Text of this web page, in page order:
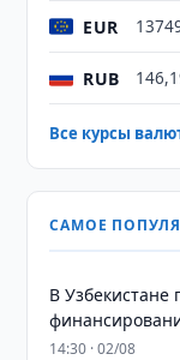
EUR
RUB
Все курсы
САМОЕ
В
14:30 · 02/08